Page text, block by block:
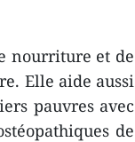
nourriture et de
Elle aide aussi
pauvres avec
de